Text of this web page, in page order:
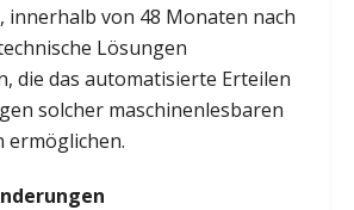
innerhalb von 48 Monaten nach
Lösungen
die das automatisierte Erteilen
solcher maschinenlesbaren
ermöglichen.